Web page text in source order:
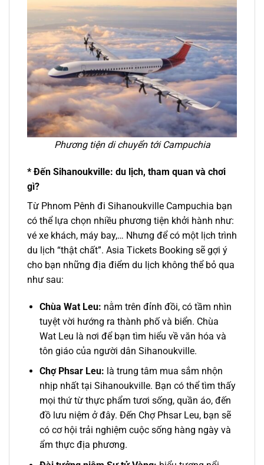
Phương tiện di chuyển tới Campuchia
* Đến Sihanoukville: du lịch, tham quan và chơi
gì?
Từ Phnom Pênh đi Sihanoukville Campuchia bạn
có thể lựa chọn nhiều phương tiện khởi hành như:
vé xe khách, máy bay,… Nhưng để có một lịch trình
du lịch “thật chất”. Asia Tickets Booking sẽ gợi ý
cho bạn những địa điểm du lịch không thể bỏ qua
như sau:
Chùa Wat Leu: nằm trên đỉnh đồi, có tầm nhìn
tuyệt vời hướng ra thành phố và biển. Chùa
Wat Leu là nơi để bạn tìm hiểu về văn hóa và
tôn giáo của người dân Sihanoukville.
Chợ Phsar Leu: à trung tâm mua sắm nhộn
nhịp nhất tại Sihanoukville. Bạn có thể tìm thấy
mọi thứ từ thực phẩm tươi sống, quần áo, đến
đồ lưu niệm ở đây. Đến Chợ Phsar Leu, bạn sẽ
có cơ hội trải nghiệm cuộc sống hàng ngày và
ẩm thực địa phương.